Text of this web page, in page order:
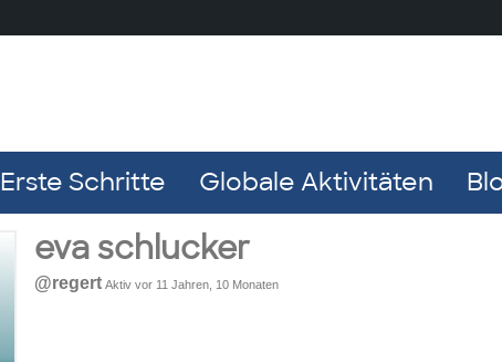
Erste Schritte Globale Aktivitäten
eva schlucker
@regert Aktiv vor 11 Jahren, 10 Monaten